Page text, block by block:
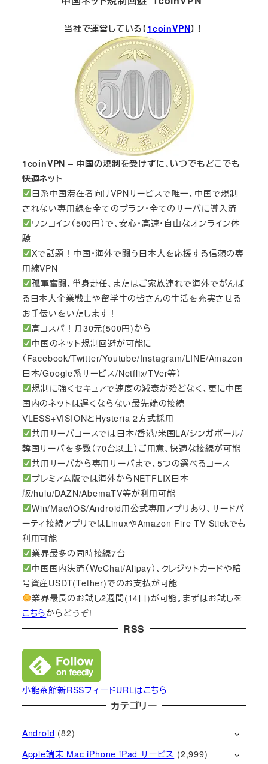
当社で運営している【1coinVPN】！
1coinVPN – 中国の規制を受けずに、いつでもどこでも
快適ネット
日系中国滞在者向けVPNサービスで唯一、中国で規制
されない専用線を全てのプラン・全てのサーバに導入済
ワンコイン（500円）で、安心・高速・自由なオンライン体
験
Xで話題！中国・海外で闘う日本人を応援する信頼の専
用線VPN
孤軍奮闘、単身赴任、またはご家族連れで海外でがんば
る日本人企業戦士や留学生の皆さんの生活を充実させる
お手伝いをいたします！
高コスパ！月30元(500円)から
中国のネット規制回避が可能に
（Facebook/Twitter/Youtube/Instagram/LINE/Amazon
日本/Google系サービス/Netflix/TVer等）
規制に強くセキュアで速度の減衰が殆どなく、更に中国
国内のネットは遅くならない最先端の接続
VLESS+VISIONとHysteria 2方式採用
共用サーバコースでは日本/香港/米国LA/シンガポール/
韓国サーバを多数（70台以上）ご用意、快適な接続が可能
共用サーバから専用サーバまで、5つの選べるコース
プレミアム版では海外からNETFLIX日本
版/hulu/DAZN/AbemaTV等が利用可能
Win/Mac/iOS/Android用公式専用アプリあり、サードパ
ーティ接続アプリではLinuxやAmazon Fire TV Stickでも
利用可能
業界最多の同時接続7台
中国国内決済（WeChat/Alipay）、クレジットカードや暗
号資産USDT(Tether)でのお支払が可能
業界最長のお試し2週間(14日)が可能。まずはお試しを
こちらからどうぞ!
RSS
小龍茶館新RSSフィードURLはこちら
カテゴリー
Android (82)
Apple端末 Mac iPhone iPad サービス (2,999)